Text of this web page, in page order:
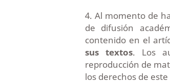
4. Al momento de
de difusión
contenido en el
sus textos. Los
reproducción de
los derechos de